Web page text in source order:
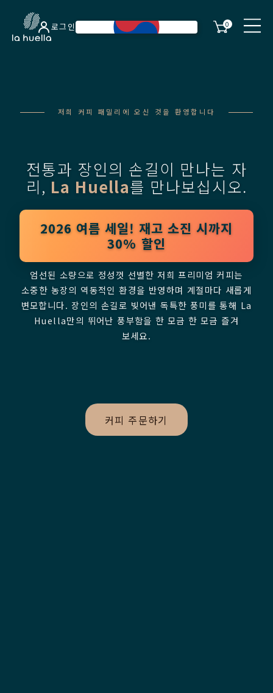
로그인 0
저희 커피 패밀리에 오신 것을 환영합니다
전통과 장인의 손길이 만나는 자
리, La Huella를 만나보십시오.
2026 여름 세일! 재고 소진 시까지
30% 할인
엄선된 소량으로 정성껏 선별한 저희 프리미엄 커피는
소중한 농장의 역동적인 환경을 반영하며 계절마다 새롭게
변모합니다. 장인의 손길로 빚어낸 독특한 풍미를 통해 La
Huella만의 뛰어난 풍부함을 한 모금 한 모금 즐겨
보세요.
커피 주문하기